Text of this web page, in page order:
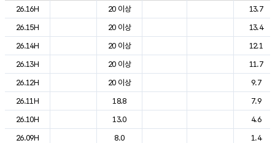
도시별 기상실황표로 지점, 날씨, 기온, 강수, 바람, 기압등을 안내한 표입
26.16H
20 이상
13.7
26.15H
20 이상
13.4
26.14H
20 이상
12.1
26.13H
20 이상
11.7
26.12H
20 이상
9.7
26.11H
18.8
7.9
26.10H
13.0
4.6
26.09H
8.0
1.4